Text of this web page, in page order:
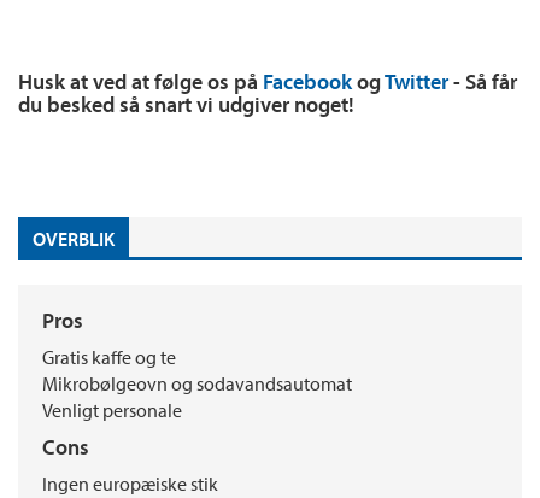
Husk at ved at følge os på FacebookogTwitter- Så får
du besked så snart vi udgiver noget!
OVERBLIK
Pros
Gratis kaffe og te
Mikrobølgeovn og sodavandsautomat
Venligt personale
Cons
Ingen europæiske stik